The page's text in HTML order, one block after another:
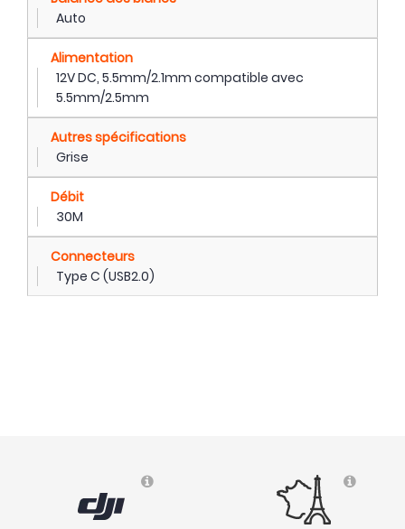
Auto
Alimentation
12V DC, 5.5mm/2.1mm compatible avec
5.5mm/2.5mm
Autres spécifications
Grise
Débit
30M
Connecteurs
Type C (USB2.0)